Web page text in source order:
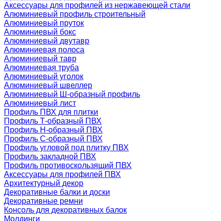
Аксессуары для профилей из нержавеющей стали
Алюминиевый профиль строительный
Алюминиевый пруток
Алюминиевый бокс
Алюминиевый двутавр
Алюминиевая полоса
Алюминиевый тавр
Алюминиевая труба
Алюминиевый уголок
Алюминиевый швеллер
Алюминиевый Ш-образный профиль
Алюминиевый лист
Профиль ПВХ для плитки
Профиль Т-образный ПВХ
Профиль H-образный ПВХ
Профиль C-образный ПВХ
Профиль угловой под плитку ПВХ
Профиль закладной ПВХ
Профиль противоскользящий ПВХ
Аксессуары для профилей ПВХ
Архитектурный декор
Декоративные балки и доски
Декоративные ремни
Консоль для декоративных балок
Молдинги